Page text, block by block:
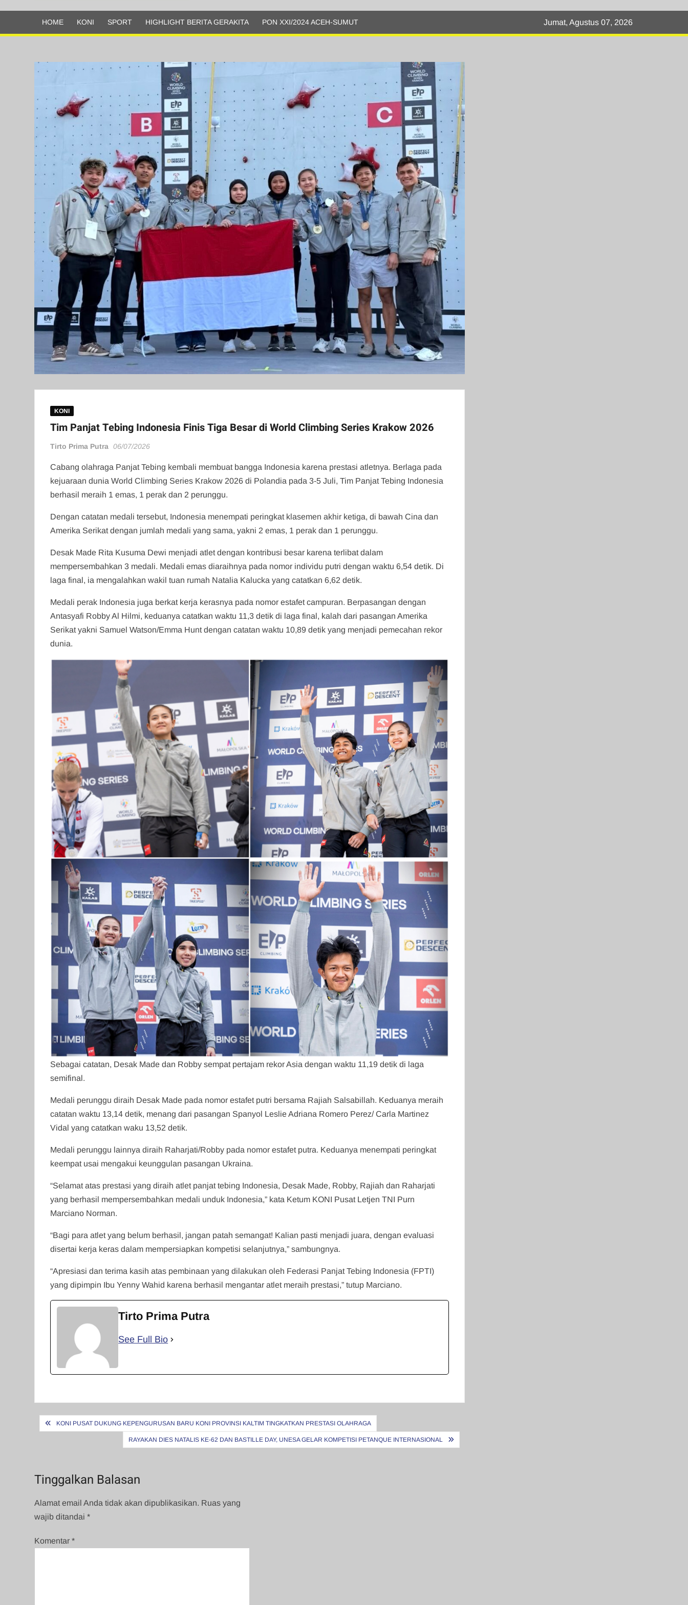
Olahraga
HOME KONI SPORT HIGHLIGHT BERITA GERAKITA PON XXI/2024 ACEH-SUMUT Jumat, Agustus 07, 2026
KONI
Tim Panjat Tebing Indonesia Finis Tiga Besar di World Climbing Series Krakow 2026
Tirto Prima Putra 06/07/2026
Cabang olahraga Panjat Tebing kembali membuat bangga Indonesia karena prestasi atletnya. Berlaga pada
kejuaraan dunia World Climbing Series Krakow 2026 di Polandia pada 3-5 Juli, Tim Panjat Tebing Indonesia
berhasil meraih 1 emas, 1 perak dan 2 perunggu.
Dengan catatan medali tersebut, Indonesia menempati peringkat klasemen akhir ketiga, di bawah Cina dan
Amerika Serikat dengan jumlah medali yang sama, yakni 2 emas, 1 perak dan 1 perunggu.
Desak Made Rita Kusuma Dewi menjadi atlet dengan kontribusi besar karena terlibat dalam
mempersembahkan 3 medali. Medali emas diaraihnya pada nomor individu putri dengan waktu 6,54 detik. Di
laga final, ia mengalahkan wakil tuan rumah Natalia Kalucka yang catatkan 6,62 detik.
Medali perak Indonesia juga berkat kerja kerasnya pada nomor estafet campuran. Berpasangan dengan
Antasyafi Robby Al Hilmi, keduanya catatkan waktu 11,3 detik di laga final, kalah dari pasangan Amerika
Serikat yakni Samuel Watson/Emma Hunt dengan catatan waktu 10,89 detik yang menjadi pemecahan rekor
dunia.
Sebagai catatan, Desak Made dan Robby sempat pertajam rekor Asia dengan waktu 11,19 detik di laga
semifinal.
Medali perunggu diraih Desak Made pada nomor estafet putri bersama Rajiah Salsabillah. Keduanya meraih
catatan waktu 13,14 detik, menang dari pasangan Spanyol Leslie Adriana Romero Perez/ Carla Martinez
Vidal yang catatkan waku 13,52 detik.
Medali perunggu lainnya diraih Raharjati/Robby pada nomor estafet putra. Keduanya menempati peringkat
keempat usai mengakui keunggulan pasangan Ukraina.
“Selamat atas prestasi yang diraih atlet panjat tebing Indonesia, Desak Made, Robby, Rajiah dan Raharjati
yang berhasil mempersembahkan medali unduk Indonesia,” kata Ketum KONI Pusat Letjen TNI Purn
Marciano Norman.
“Bagi para atlet yang belum berhasil, jangan patah semangat! Kalian pasti menjadi juara, dengan evaluasi
disertai kerja keras dalam mempersiapkan kompetisi selanjutnya,” sambungnya.
“Apresiasi dan terima kasih atas pembinaan yang dilakukan oleh Federasi Panjat Tebing Indonesia (FPTI)
yang dipimpin Ibu Yenny Wahid karena berhasil mengantar atlet meraih prestasi,” tutup Marciano.
Tirto Prima Putra
See Full Bio
Navigasi
KONI PUSAT DUKUNG KEPENGURUSAN BARU KONI PROVINSI KALTIM TINGKATKAN PRESTASI OLAHRAGA
RAYAKAN DIES NATALIS KE-62 DAN BASTILLE DAY, UNESA GELAR KOMPETISI PETANQUE INTERNASIONAL
Tinggalkan Balasan
Alamat email Anda tidak akan dipublikasikan. Ruas yang
wajib ditandai*
Komentar*